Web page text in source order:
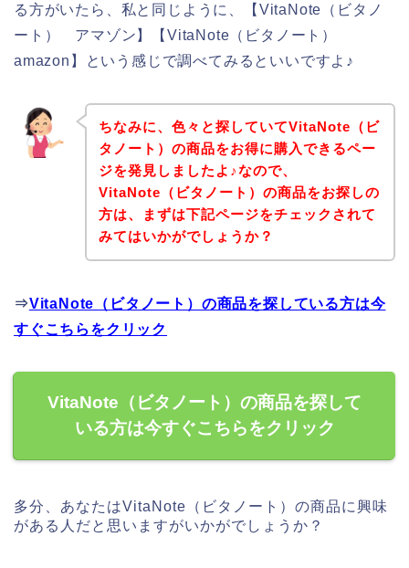
る方がいたら、私と同じように、【VitaNote（ビタノ
ート） アマゾン】【VitaNote（ビタノート）
amazon】という感じで調べてみるといいですよ♪
ちなみに、色々と探していてVitaNote（ビ
タノート）の商品をお得に購入できるペー
ジを発見しましたよ♪なので、
VitaNote（ビタノート）の商品をお探しの
方は、まずは下記ページをチェックされて
みてはいかがでしょうか？
⇒VitaNote（ビタノート）の商品を探している方は今
すぐこちらをクリック
VitaNote（ビタノート）の商品を探して
いる方は今すぐこちらをクリック
多分、あなたはVitaNote（ビタノート）の商品に興味
がある人だと思いますがいかがでしょうか？